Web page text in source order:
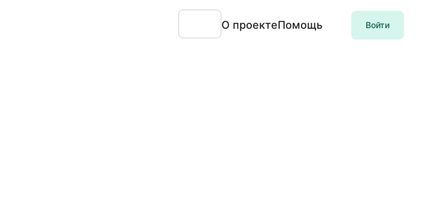
О проектеПомощь Войти